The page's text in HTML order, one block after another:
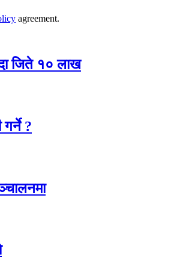
agreement.
जिते १० लाख
?